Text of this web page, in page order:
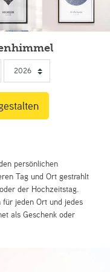
persönlichen
Tag und Ort gestrahlt
der Hochzeitstag.
jeden Ort und jedes
als Geschenk oder